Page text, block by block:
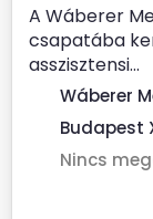
A Wáberer
csapatába
asszisztensi...
Wáberer
Budapest
Nincs